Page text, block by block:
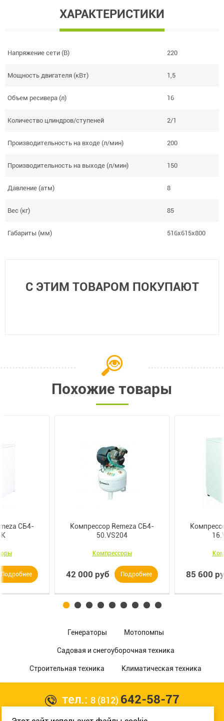
ХАРАКТЕРИСТИКИ
Напряжение сети (В) 220
Мощность двигателя (кВт) 1,5
Объем ресивера (л) 16
Количество цлиндров/ступеней 2/1
Производительность на входе (л/мин) 200
Производительность на выходе (л/мин) 150
Давление (атм) 8
Вес (кг) 85
Габариты (мм) 516х615х800
С ЭТИМ ТОВАРОМ ПОКУПАЮТ
Похожие товары
СБ4-
Подробнее
Компрессор Remeza СБ4-
50.VS204
Компрессоры
42 000 руб Подробнее 85 600
Генераторы Мотопомпы
Садовая и снегоуборочная техника
Строительная техника Климатическая техника
тел.: 8 (812) 642-58-77